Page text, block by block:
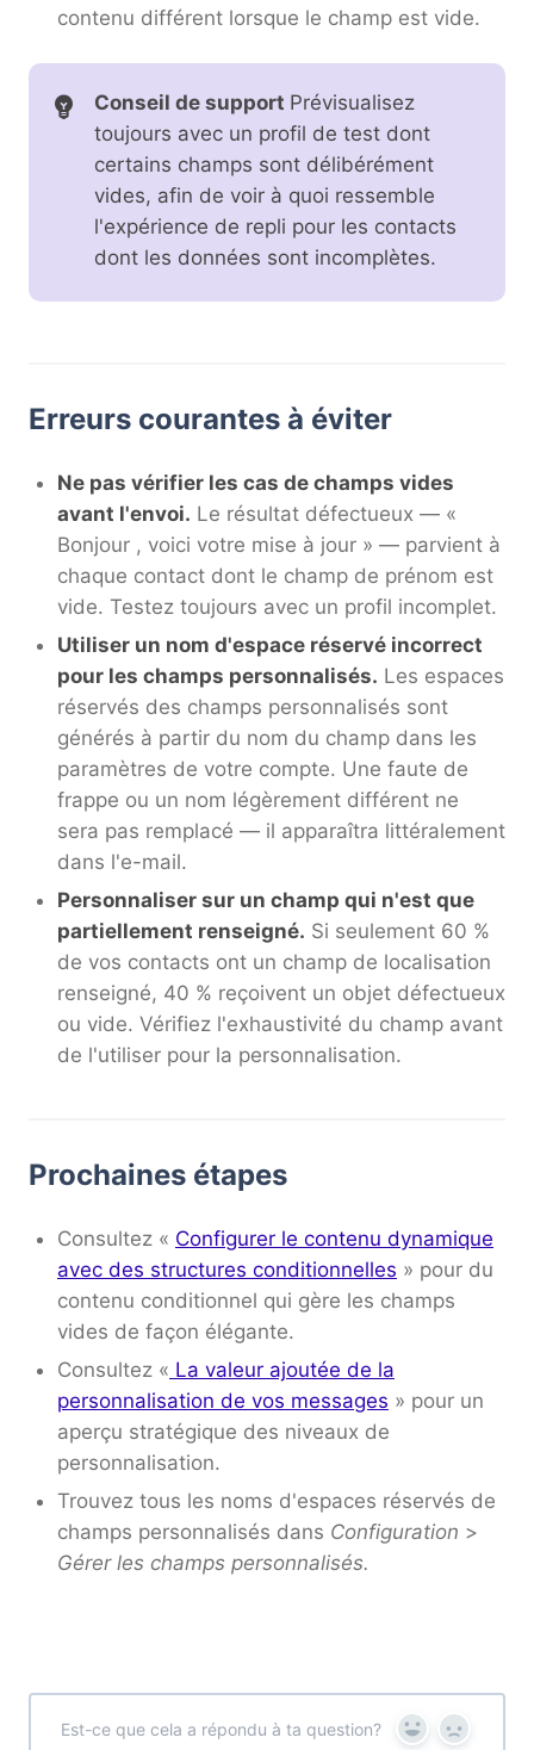
contenu différent lorsque le champ est vide.
Conseil de support Prévisualisez
toujours avec un profil de test dont
certains champs sont délibérément
vides, afin de voir à quoi ressemble
l'expérience de repli pour les contacts
dont les données sont incomplètes.
Erreurs courantes à éviter
Ne pas vérifier les cas de champs vides
avant l'envoi. Le résultat défectueux — «
Bonjour , voici votre mise à jour » — parvient à
chaque contact dont le champ de prénom est
vide. Testez toujours avec un profil incomplet.
Utiliser un nom d'espace réservé incorrect
pour les champs personnalisés. Les espaces
réservés des champs personnalisés sont
générés à partir du nom du champ dans les
paramètres de votre compte. Une faute de
frappe ou un nom légèrement différent ne
sera pas remplacé — il apparaîtra littéralement
dans l'e-mail.
Personnaliser sur un champ qui n'est que
partiellement renseigné. Si seulement 60 %
de vos contacts ont un champ de localisation
renseigné, 40 % reçoivent un objet défectueux
ou vide. Vérifiez l'exhaustivité du champ avant
de l'utiliser pour la personnalisation.
Prochaines étapes
Consultez « Configurer le contenu dynamique
avec des structures conditionnelles » pour du
contenu conditionnel qui gère les champs
vides de façon élégante.
Consultez « La valeur ajoutée de la
personnalisation de vos messages » pour un
aperçu stratégique des niveaux de
personnalisation.
Trouvez tous les noms d'espaces réservés de
champs personnalisés dans Configuration >
Gérer les champs personnalisés.
Est-ce que cela a répondu à ta question? Yes No